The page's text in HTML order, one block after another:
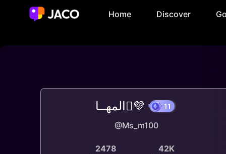
Home Discover
المهــا🫟💜
@Ms_m100
2478 42K